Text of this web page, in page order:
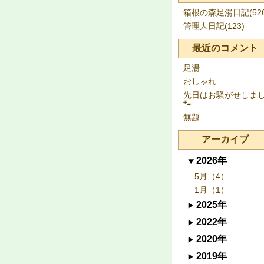
箱根の森足湯日記
管理人日記(123)
最近のコメント
足湯
おしゃれ
先日はお騒がせしま
🐾
無題
アーカイブ
2026年
5月（4）
1月（1）
2025年
2022年
2020年
2019年